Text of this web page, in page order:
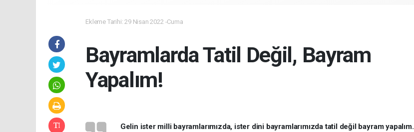
Ekleme Tarihi: 29 Nisan 2022 -Cuma
Bayramlarda Tatil Değil, Bayram
Yapalım!
Gelin ister milli bayramlarımızda, ister dini bayramlarımızda tatil değil bayram yapalım.